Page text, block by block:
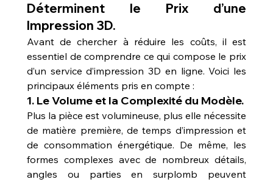
Déterminent le Prix d’une
Impression 3D.
Avant de chercher à réduire les coûts, il est
essentiel de comprendre ce qui compose le prix
d’un service d’impression 3D en ligne. Voici les
principaux éléments pris en compte :
1. Le Volume et la Complexité du Modèle.
Plus la pièce est volumineuse, plus elle nécessite
de matière première, de temps d’impression et
de consommation énergétique. De même, les
formes complexes avec de nombreux détails,
angles ou parties en surplomb peuvent